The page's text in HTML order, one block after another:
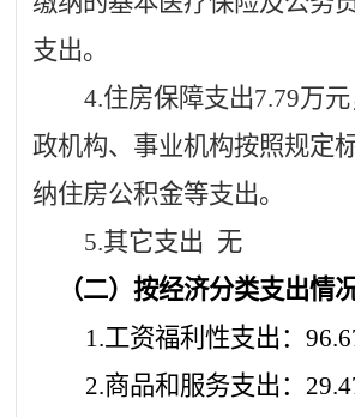
支出。
4.住房保障支出7.79万
政机构、事业机构按照规定
纳住房公积金等支出。
5.其它支出 无
（二）按经济分类支出情
1.工资福利性支出：
2.商品和服务支出：